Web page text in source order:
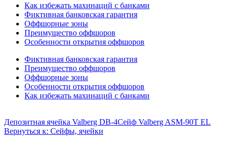
Как избежать махинаций с банками
Фиктивная банковская гарантия
Оффшорные зоны
Преимущество оффшоров
Особенности открытия оффшоров
Фиктивная банковская гарантия
Преимущество оффшоров
Оффшорные зоны
Особенности открытия оффшоров
Как избежать махинаций с банками
Депозитная ячейка Valberg DB-4Сейф Valberg ASM-90T EL
Вернуться к: Сейфы, ячейки